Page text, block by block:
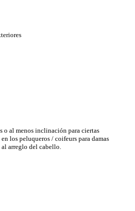
o al menos inclinación para ciertas
los peluqueros / coifeurs para damas
al arreglo del cabello.